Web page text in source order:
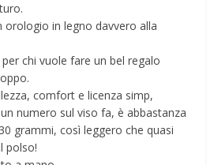
orologio in legno davvero alla
chi vuole fare un bel regalo
comfort e licenza simp,
numero sul viso fa, è abbastanza
grammi, così leggero che quasi
polso!